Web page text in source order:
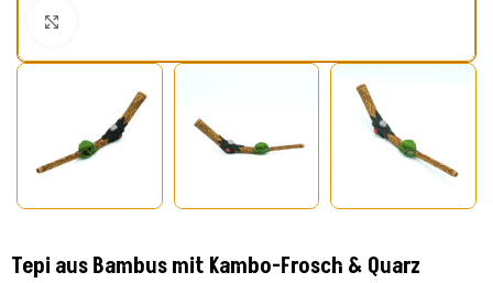
Tepi aus Bambus mit Kambo-Frosch & Quarz